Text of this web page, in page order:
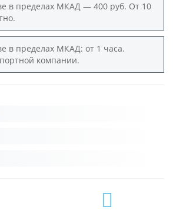
в пределах МКАД — 400 руб. От 10
в пределах МКАД: от 1 часа.
компании.